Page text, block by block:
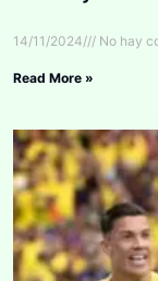
14/11/2024 No hay
Read More »